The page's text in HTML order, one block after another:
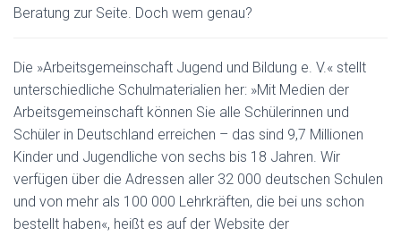
Beratung zur Seite. Doch wem genau?
Die »Arbeitsgemeinschaft Jugend und Bildung e. V.« stellt
unterschiedliche Schulmaterialien her: »Mit Medien der
Arbeitsgemeinschaft können Sie alle Schülerinnen und
Schüler in Deutschland erreichen – das sind 9,7 Millionen
Kinder und Jugendliche von sechs bis 18 Jahren. Wir
verfügen über die Adressen aller 32 000 deutschen Schulen
und von mehr als 100 000 Lehrkräften, die bei uns schon
bestellt haben«, heißt es auf der Website der